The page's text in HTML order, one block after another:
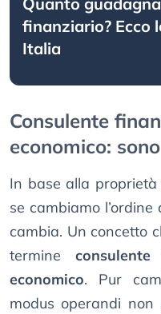
finanziario? Ecco
Italia
Consulente
economico:
In base alla proprietà
se cambiamo
cambia. Un concetto
termine
economico. Pur
modus operandi